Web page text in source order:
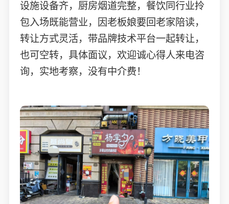
设施设备齐，厨房烟道完整，餐饮同行业拎
包入场既能营业，因老板娘要回老家陪读，
转让方式灵活，带品牌技术平台一起转让，
也可空转，具体面议，欢迎诚心得人来电咨
询，实地考察，没有中介费！